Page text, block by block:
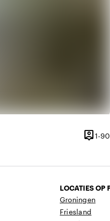
person_pin1-90
LOCATIES OP
Groningen
Friesland